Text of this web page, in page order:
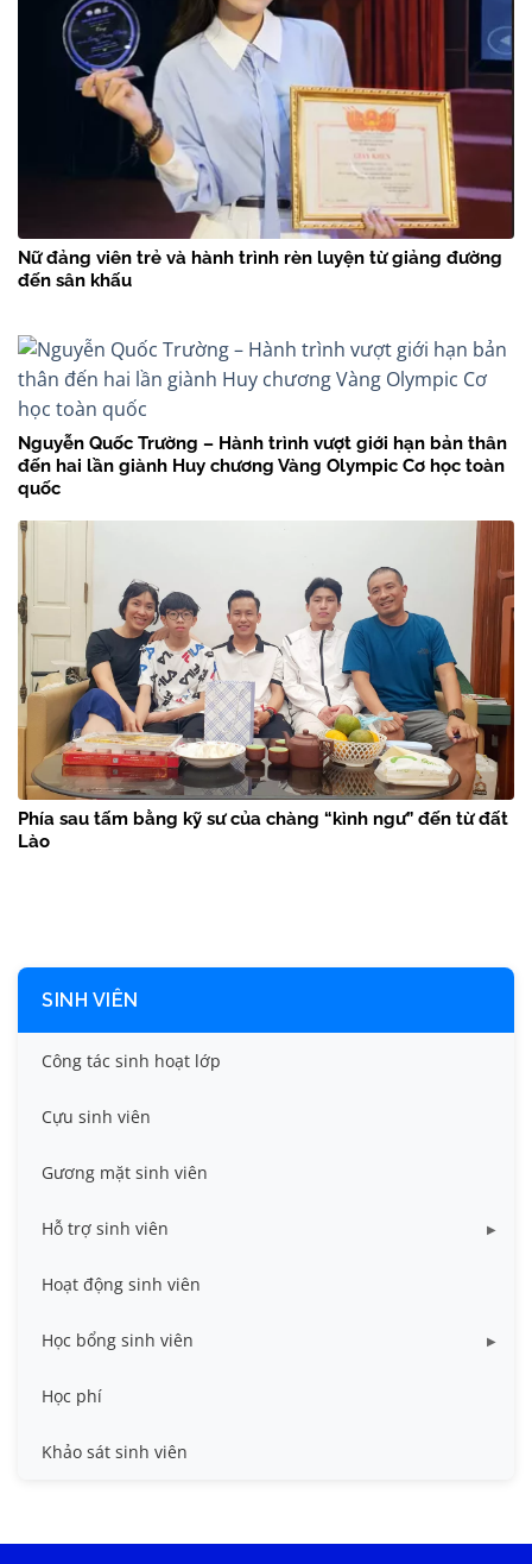
Nữ đảng viên trẻ và hành trình rèn luyện từ giảng đường
đến sân khấu
Nguyễn Quốc Trường – Hành trình vượt giới hạn bản thân
đến hai lần giành Huy chương Vàng Olympic Cơ học toàn
quốc
Phía sau tấm bằng kỹ sư của chàng “kình ngư” đến từ đất
Lào
SINH VIÊN
Công tác sinh hoạt lớp
Cựu sinh viên
Gương mặt sinh viên
Hỗ trợ sinh viên
Miễn giảm học phí
Nhà ở
Hoạt động sinh viên
Học bổng sinh viên
HB khuyến khích học tập
HB Lê Văn Kiểm và gia đình
Học phí
Khảo sát sinh viên